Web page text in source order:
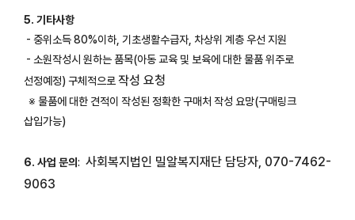
5. 기타사항
- 중위소득 80%이하, 기초생활수급자, 차상위 계층 우선 지원
- 소원작성시 원하는 품목(아동 교육 및 보육에 대한 물품 위주로
선정예정) 구체적으로 작성 요청
※ 물품에 대한 견적이 작성된 정확한 구매처 작성 요망(구매링크
삽입가능)
6. 사업 문의: 사회복지법인 밀알복지재단 담당자, 070-7462-
9063